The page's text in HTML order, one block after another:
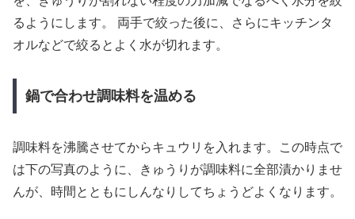
るようにします。 両手で絞った後に、さらにキッチンタ
オルなどで絞るとよく水が切れます。
鍋で合わせ調味料を温める
調味料を沸騰させてからキュウリを入れます。この時点で
は下の写真のように、きゅうりが調味料に全部漬かりませ
んが、時間とともにしんなりしてちょうどよくなります。